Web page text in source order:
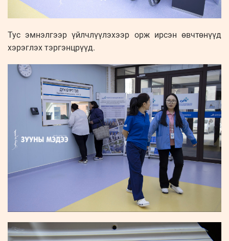
Тус эмнэлгээр үйлчлүүлэхээр орж ирсэн өвчтөнүүд
хэрэглэх тэргэнцрүүд.